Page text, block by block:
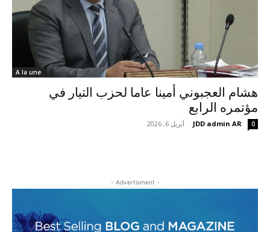
A la une
هشام العجبوني أمينا عاما لحزب التيار في
مؤتمره الرابع
JDD admin AR
- أبريل 6, 2026 0
- Advertisment -